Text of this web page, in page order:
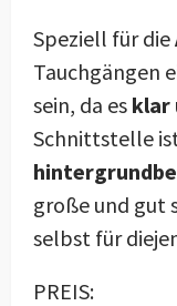
Speziell für die
Tauchgängen
sein, da es klar
Schnittstelle
große und gut
selbst für
PREIS: